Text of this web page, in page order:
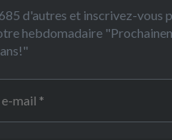
d'autres et inscrivez-vous
hebdomadaire